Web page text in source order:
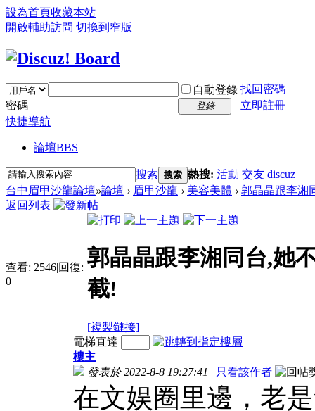
設為首頁收藏本站
開啟輔助訪問 切換到窄版
自動登錄 找回密碼
密碼
登錄
立即註冊
快捷導航
論壇BBS
搜索 搜索 熱搜: 活動 交友 discuz
台中眉甲沙龍論壇»論壇 › 眉甲沙龍 › 美容美體 › 郭晶晶跟李湘
返回列表
查看: 2546|回復:
0
郭晶晶跟李湘同台,她
截!
[複製鏈接]
電梯直達
樓主
發表於 2022-8-8 19:27:41 | 只看該作者
在文娱圈里邊，老